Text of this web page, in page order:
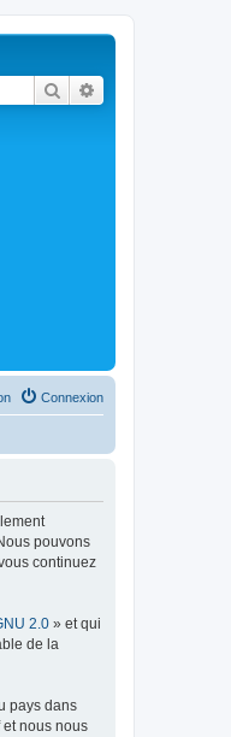
Rechercher
Connexion
pouvons
continuez
2.0 » et qui
de la
pays dans
nous nous